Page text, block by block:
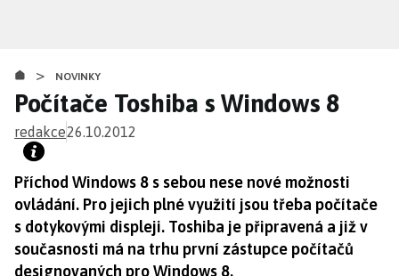
obsahu
> NOVINKY
Počítače Toshiba s Windows 8
redakce26.10.2012
Příchod Windows 8 s sebou nese nové možnosti
ovládání. Pro jejich plné využití jsou třeba počítače
s dotykovými displeji. Toshiba je připravená a již v
současnosti má na trhu první zástupce počítačů
designovaných pro Windows 8.